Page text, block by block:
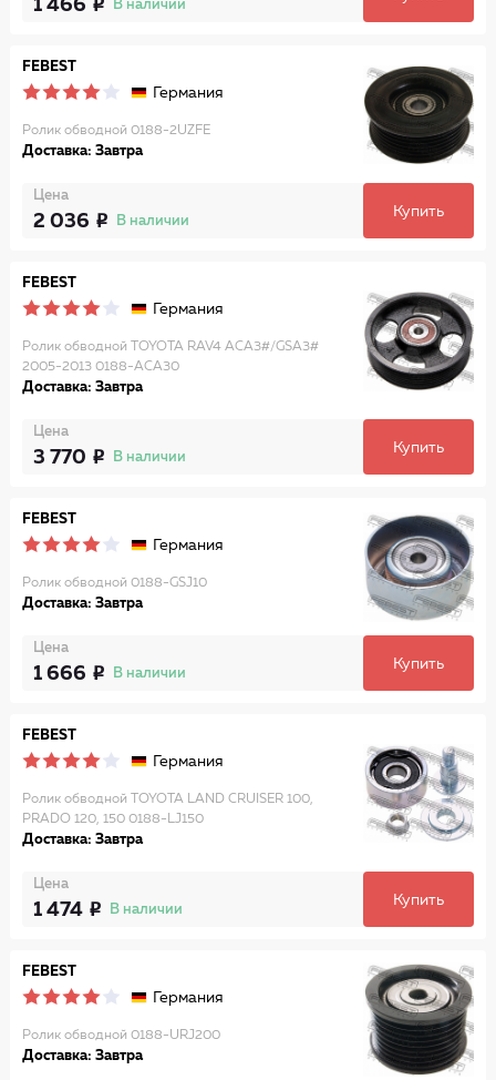
1 466 В наличии
FEBEST
Германия
Ролик обводной 0188-2UZFE
Доставка: Завтра
Цена
2 036 В наличии
Купить
FEBEST
Германия
Ролик обводной TOYOTA RAV4 ACA3#/GSA3#
2005-2013 0188-ACA30
Доставка: Завтра
Цена
3 770 В наличии
Купить
FEBEST
Германия
Ролик обводной 0188-GSJ10
Доставка: Завтра
Цена
1 666 В наличии
Купить
FEBEST
Германия
Ролик обводной TOYOTA LAND CRUISER 100,
PRADO 120, 150 0188-LJ150
Доставка: Завтра
Цена
1 474 В наличии
Купить
FEBEST
Германия
Ролик обводной 0188-URJ200
Доставка: Завтра